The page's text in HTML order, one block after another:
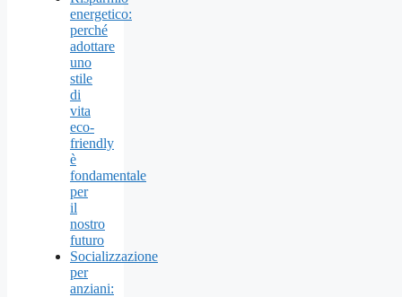
energetico:
perché
adottare
uno
stile
di
vita
eco-
friendly
è
fondamentale
per
il
nostro
futuro
Socializzazione
per
anziani: